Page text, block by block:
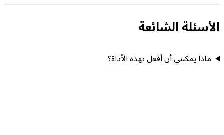
الأسئلة الشائعة
ماذا يمكنني أن أفعل بهذه الأداة؟